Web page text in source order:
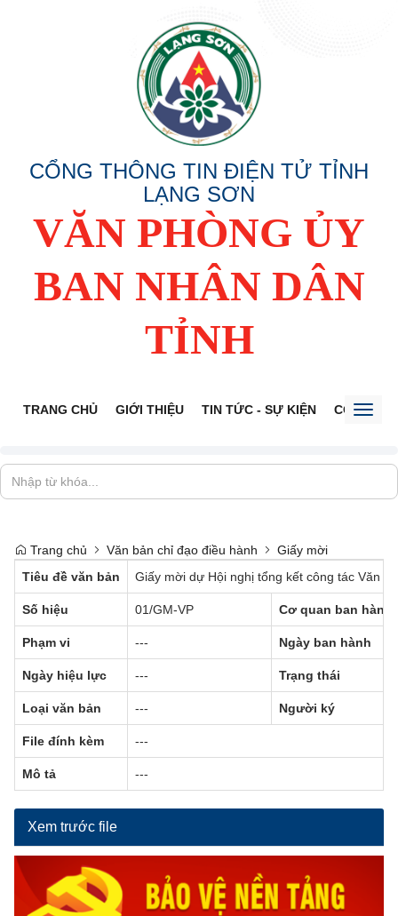
CỔNG THÔNG TIN ĐIỆN TỬ TỈNH
LẠNG SƠN
VĂN PHÒNG ỦY
BAN NHÂN DÂN
TỈNH
TRANG CHỦ GIỚI THIỆU TIN TỨC - SỰ KIỆN CỔNG
Trang chủ Văn bản chỉ đạo điều hành
Giấy mời
Tiêu đề văn bản
Giấy mời dự Hội nghị tổng kết công tác Văn
Số hiệu 01/GM-VP Cơ quan ban hành
Phạm vi --- Ngày ban hành
Ngày hiệu lực --- Trạng thái
Loại văn bản --- Người ký
File đính kèm ---
Mô tả ---
Xem trước file